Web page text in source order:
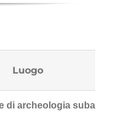
Luogo
di archeologia